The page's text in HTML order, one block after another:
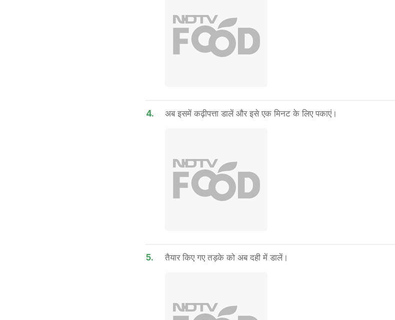
4. अब इसमें कढ़ीपत्ता डालें और इसे एक मिनट के लिए पकाएं।
5. तैयार किए गए तड़के को अब दही में डालें।